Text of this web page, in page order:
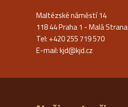
Maltézské náměstí 14
118 44 Praha 1 - Malá Strana
Tel: +420 255 719 570
E-mail:kjd@kjd.cz